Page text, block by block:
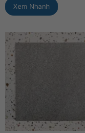
Xem Nhanh